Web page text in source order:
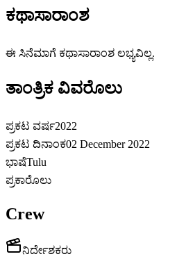
ಕಥಾಸಾರಾಂಶ
ಈ ಸಿನೆಮಾಗೆ ಕಥಾಸಾರಾಂಶ ಲಭ್ಯವಿಲ್ಲ.
ತಾಂತ್ರಿಕ ವಿವರೊಲು
ಪ್ರಕಟ ವರ್ಷ2022
ಪ್ರಕಟ ದಿನಾಂಕ02 December 2022
ಭಾಷೆTulu
ಪ್ರಕಾರೊಲು
Crew
ನಿರ್ದೇಶಕರು